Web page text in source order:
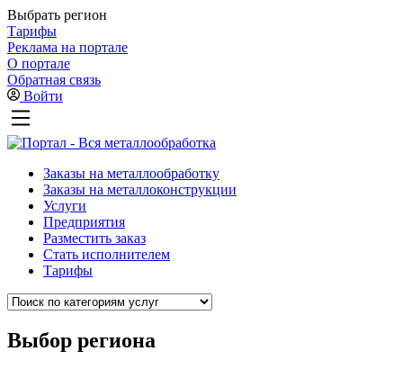
Выбрать регион
Тарифы
Реклама на портале
О портале
Обратная связь
Войти
Заказы на металлообработку
Заказы на металлоконструкции
Услуги
Предприятия
Разместить заказ
Стать исполнителем
Тарифы
Выбор региона